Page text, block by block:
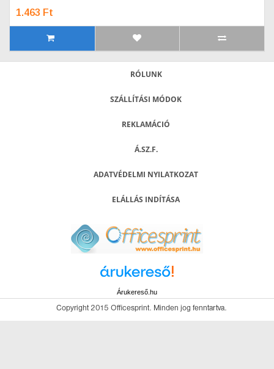
1.463 Ft
RÓLUNK
SZÁLLÍTÁSI MÓDOK
REKLAMÁCIÓ
Á.SZ.F.
ADATVÉDELMI NYILATKOZAT
ELÁLLÁS INDÍTÁSA
Árukereső.hu
Copyright 2015 Officesprint. Minden jog fenntartva.